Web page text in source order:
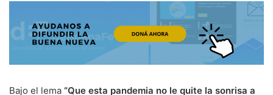
Bajo el lema “Que esta pandemia no le quite la sonrisa a